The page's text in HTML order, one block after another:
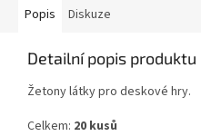
Popis Diskuze
Detailní popis produktu
Žetony látky pro deskové hry.
Celkem: 20 kusů